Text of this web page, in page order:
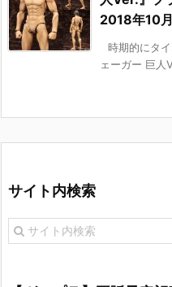
2018年10
時期的にタ
ェーガー 巨人
サイト内検索